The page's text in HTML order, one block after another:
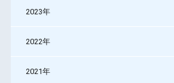
2023年
2022年
2021年